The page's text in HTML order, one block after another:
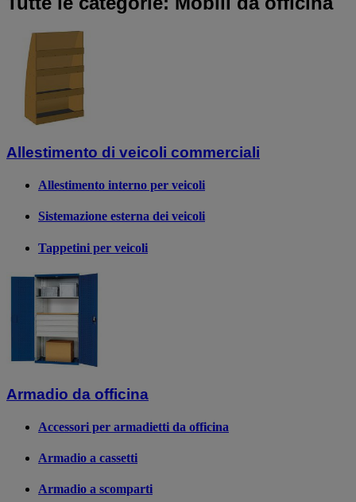
Allestimento di veicoli commerciali
Allestimento interno per veicoli
Sistemazione esterna dei veicoli
Tappetini per veicoli
Armadio da officina
Accessori per armadietti da officina
Armadio a cassetti
Armadio a scomparti